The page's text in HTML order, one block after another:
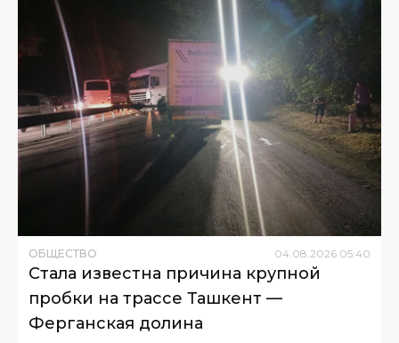
ОБЩЕСТВО 04 08 2026 05:40
Стала известна причина крупной
пробки на трассе Ташкент —
Ферганская долина